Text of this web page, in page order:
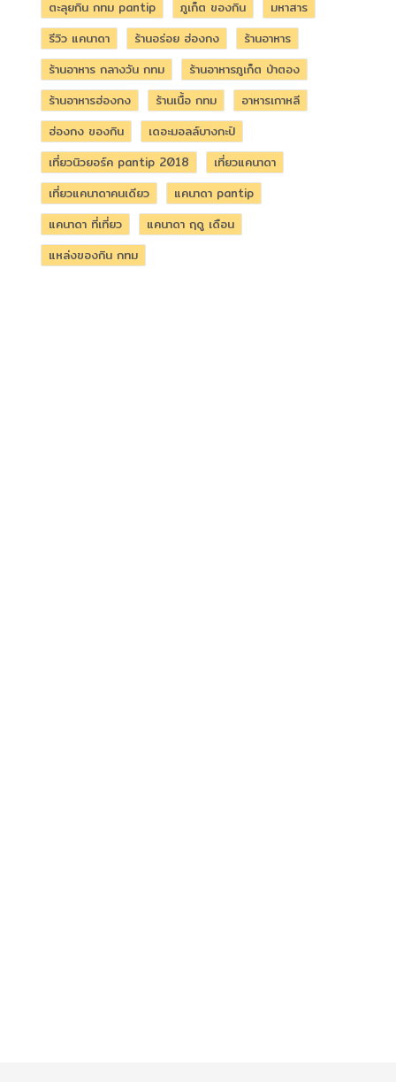
ตะลุยกิน กทม pantip ภูเก็ต ของกิน
มหาสาร
รีวิว แคนาดา
ร้านอร่อย ฮ่องกง
ร้านอาหาร
ร้านอาหาร กลางวัน กทม
ร้านอาหารภูเก็ต ป่าตอง
ร้านอาหารฮ่องกง
ร้านเนื้อ กทม
อาหารเกาหลี
ฮ่องกง ของกิน
เดอะมอลล์บางกะปิ
เที่ยวนิวยอร์ค pantip 2018
เที่ยวแคนาดา
เที่ยวแคนาดาคนเดียว
แคนาดา pantip
แคนาดา ที่เที่ยว
แคนาดา ฤดู เดือน
แหล่งของกิน กทม